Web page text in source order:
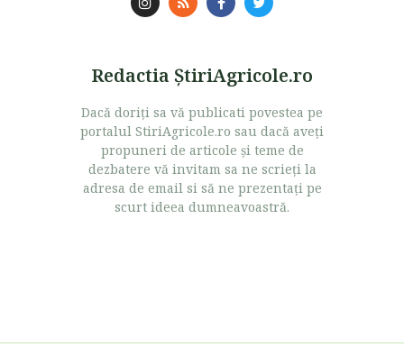
Redactia ŞtiriAgricole.ro
Dacă doriţi sa vă publicati povestea pe
portalul StiriAgricole.ro sau dacă aveţi
propuneri de articole şi teme de
dezbatere vă invitam sa ne scrieţi la
adresa de email si să ne prezentaţi pe
scurt ideea dumneavoastră.